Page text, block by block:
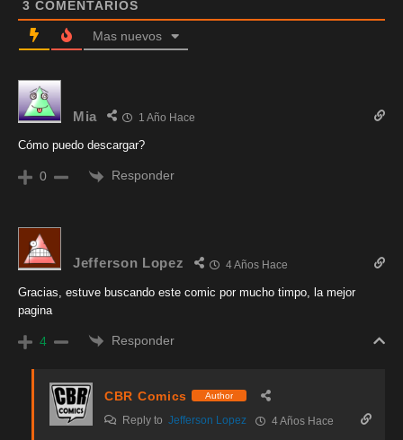
3 COMENTARIOS
Mas nuevos
Mia 1 Año Hace
Cómo puedo descargar?
0 Responder
Jefferson Lopez 4 Años Hace
Gracias, estuve buscando este comic por mucho timpo, la mejor
pagina
4 Responder
CBR Comics Author
Reply to Jefferson Lopez 4 Años Hace